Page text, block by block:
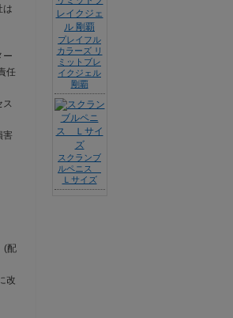
は
ー
任
ス
害
(配
改
プレイフル
カラーズ リ
ミットブレ
イクジェル
剛覇
スクランブ
ルペニス
Ｌサイズ